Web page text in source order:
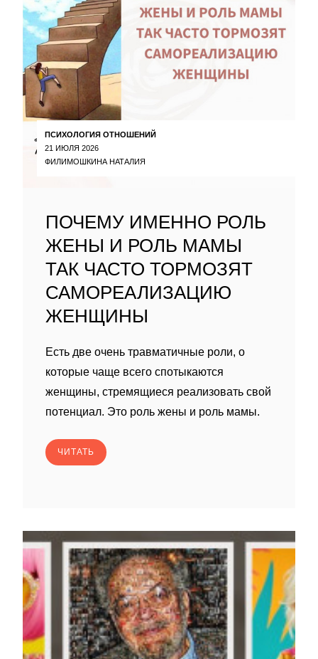
ПСИХОЛОГИЯ ОТНОШЕНИЙ
21 ИЮЛЯ 2026
ФИЛИМОШКИНА НАТАЛИЯ
ПОЧЕМУ ИМЕННО РОЛЬ
ЖЕНЫ И РОЛЬ МАМЫ
ТАК ЧАСТО ТОРМОЗЯТ
САМОРЕАЛИЗАЦИЮ
ЖЕНЩИНЫ
Есть две очень травматичные роли, о
которые чаще всего спотыкаются
женщины, стремящиеся реализовать свой
потенциал. Это роль жены и роль мамы.
ЧИТАТЬ